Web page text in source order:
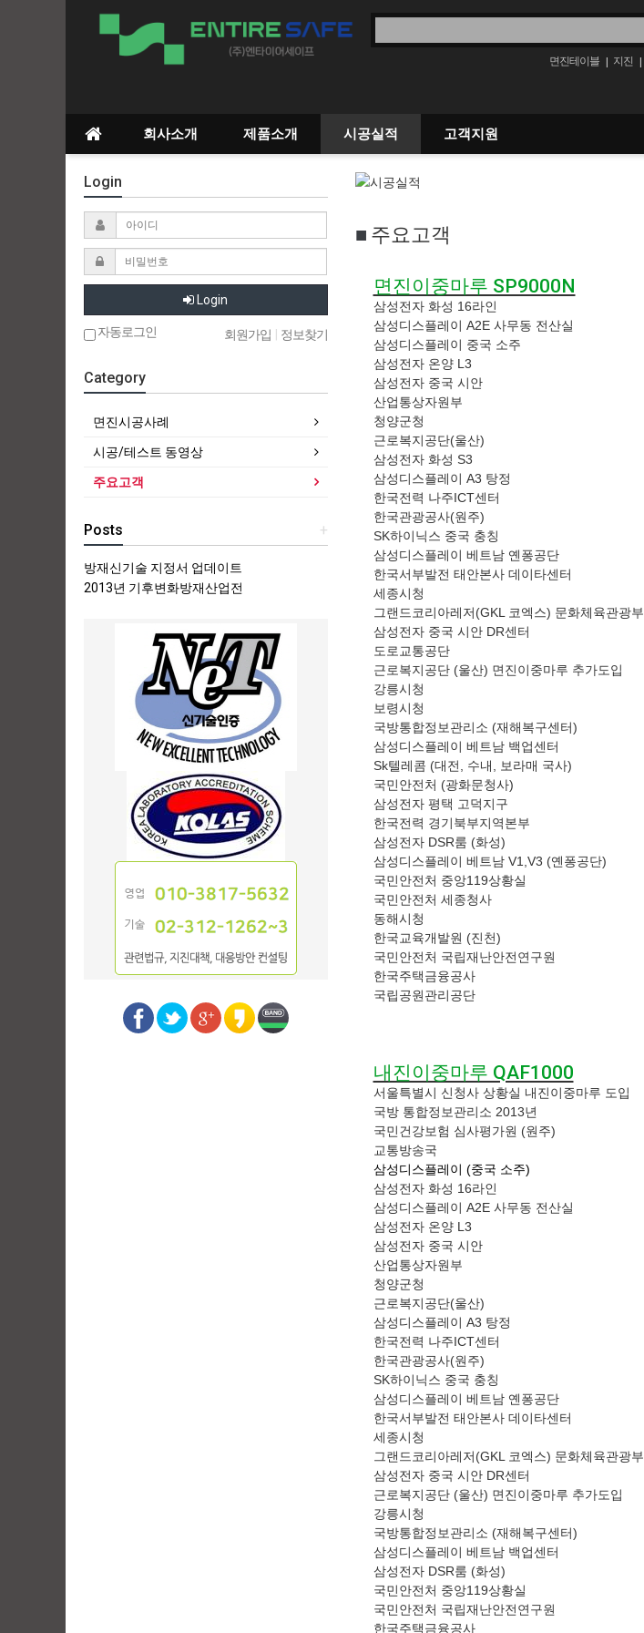
면진테이블 | 지진 |
회사소개 제품소개 시공실적 고객지원
■ 주요고객
면진이중마루 SP9000N
삼성전자 화성 16라인
삼성디스플레이 A2E 사무동 전산실
삼성디스플레이 중국 소주
삼성전자 온양 L3
삼성전자 중국 시안
산업통상자원부
청양군청
근로복지공단(울산)
삼성전자 화성 S3
삼성디스플레이 A3 탕정
한국전력 나주ICT센터
한국관광공사(원주)
SK하이닉스 중국 충칭
삼성디스플레이 베트남 옌퐁공단
한국서부발전 태안본사 데이타센터
세종시청
그랜드코리아레저(GKL 코엑스) 문화체육관광부
삼성전자 중국 시안 DR센터
도로교통공단
근로복지공단 (울산) 면진이중마루 추가도입
강릉시청
보령시청
국방통합정보관리소 (재해복구센터)
삼성디스플레이 베트남 백업센터
Sk텔레콤 (대전, 수내, 보라매 국사)
국민안전처 (광화문청사)
삼성전자 평택 고덕지구
한국전력 경기북부지역본부
삼성전자 DSR룸 (화성)
삼성디스플레이 베트남 V1,V3 (옌퐁공단)
국민안전처 중앙119상황실
국민안전처 세종청사
동해시청
한국교육개발원 (진천)
국민안전처 국립재난안전연구원
한국주택금융공사
국립공원관리공단
내진이중마루 QAF1000
서울특별시 신청사 상황실 내진이중마루 도입
국방 통합정보관리소 2013년
국민건강보험 심사평가원 (원주)
교통방송국
삼성디스플레이 (중국 소주)
삼성전자 화성 16라인
삼성디스플레이 A2E 사무동 전산실
삼성전자 온양 L3
삼성전자 중국 시안
산업통상자원부
청양군청
근로복지공단(울산)
삼성디스플레이 A3 탕정
한국전력 나주ICT센터
한국관광공사(원주)
SK하이닉스 중국 충칭
삼성디스플레이 베트남 옌퐁공단
한국서부발전 태안본사 데이타센터
세종시청
그랜드코리아레저(GKL 코엑스) 문화체육관광부
삼성전자 중국 시안 DR센터
근로복지공단 (울산) 면진이중마루 추가도입
강릉시청
국방통합정보관리소 (재해복구센터)
삼성디스플레이 베트남 백업센터
삼성전자 DSR룸 (화성)
국민안전처 중앙119상황실
국민안전처 국립재난안전연구원
한국주택금융공사
Login
Login
자동로그인 회원가입 정보찾기
Category
면진시공사례
시공/테스트 동영상
주요고객
+
Posts
방재신기술 지정서 업데이트
2013년 기후변화방재산업전